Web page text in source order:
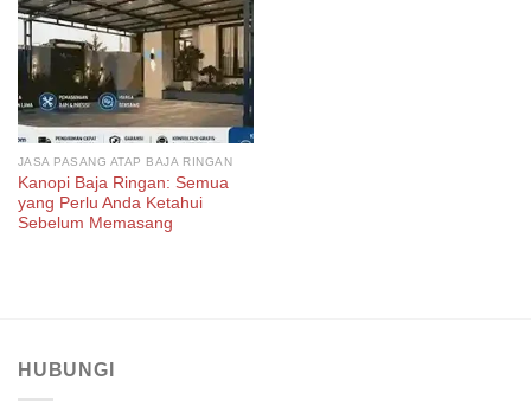
JASA PASANG ATAP BAJA RINGAN
Kanopi Baja Ringan: Semua
yang Perlu Anda Ketahui
Sebelum Memasang
HUBUNGI